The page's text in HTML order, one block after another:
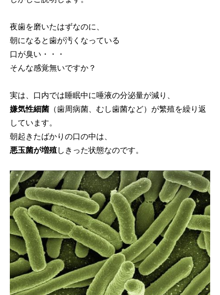
夜歯を磨いたはずなのに、
朝になると歯が汚くなっている
口が臭い・・・
そんな感覚無いですか？
実は、口内では睡眠中に唾液の分泌量が減り、
嫌気性細菌 （歯周病菌、むし歯菌など）が繁殖を繰り返
しています。
朝起きたばかりの口の中は、
悪玉菌が増殖しきった状態なのです。